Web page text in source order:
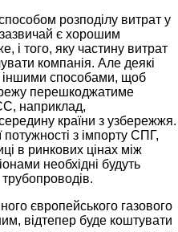
розподілу витрат у
є хорошим
і того, яку частину витрат
компанія. Але деякі
іншими способами, щоб
перешкоджатиме
наприклад,
країни з узбережжя.
з імпорту СПГ,
в ринкових цінах між
необхідні будуть
європейського газового
відтепер буде коштувати